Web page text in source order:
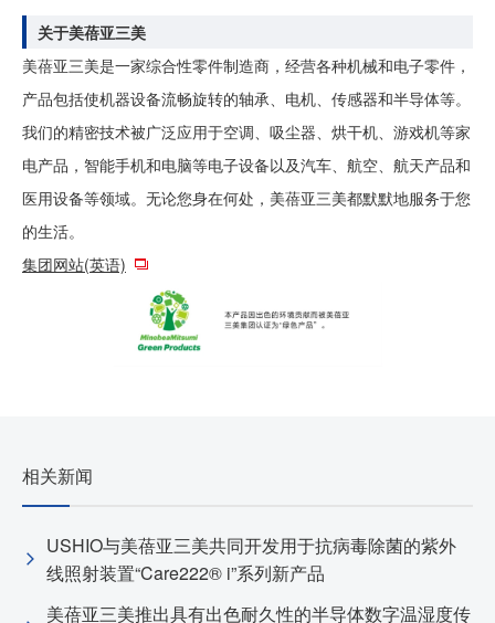
关于美蓓亚三美
美蓓亚三美是一家综合性零件制造商，经营各种机械和电子零件，
产品包括使机器设备流畅旋转的轴承、电机、传感器和半导体等。
我们的精密技术被广泛应用于空调、吸尘器、烘干机、游戏机等家
电产品，智能手机和电脑等电子设备以及汽车、航空、航天产品和
医用设备等领域。无论您身在何处，美蓓亚三美都默默地服务于您
的生活。
集团网站(英语)
相关新闻
USHIO与美蓓亚三美共同开发用于抗病毒除菌的紫外
线照射装置“Care222® i”系列新产品
美蓓亚三美推出具有出色耐久性的半导体数字温湿度传